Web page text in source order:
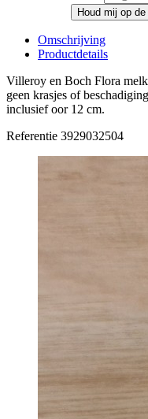
Houd mij op
Omschrijving
Productdetails
Villeroy en Boch Flora
geen krasjes of
inclusief oor 12 cm.
Referentie 3929032504